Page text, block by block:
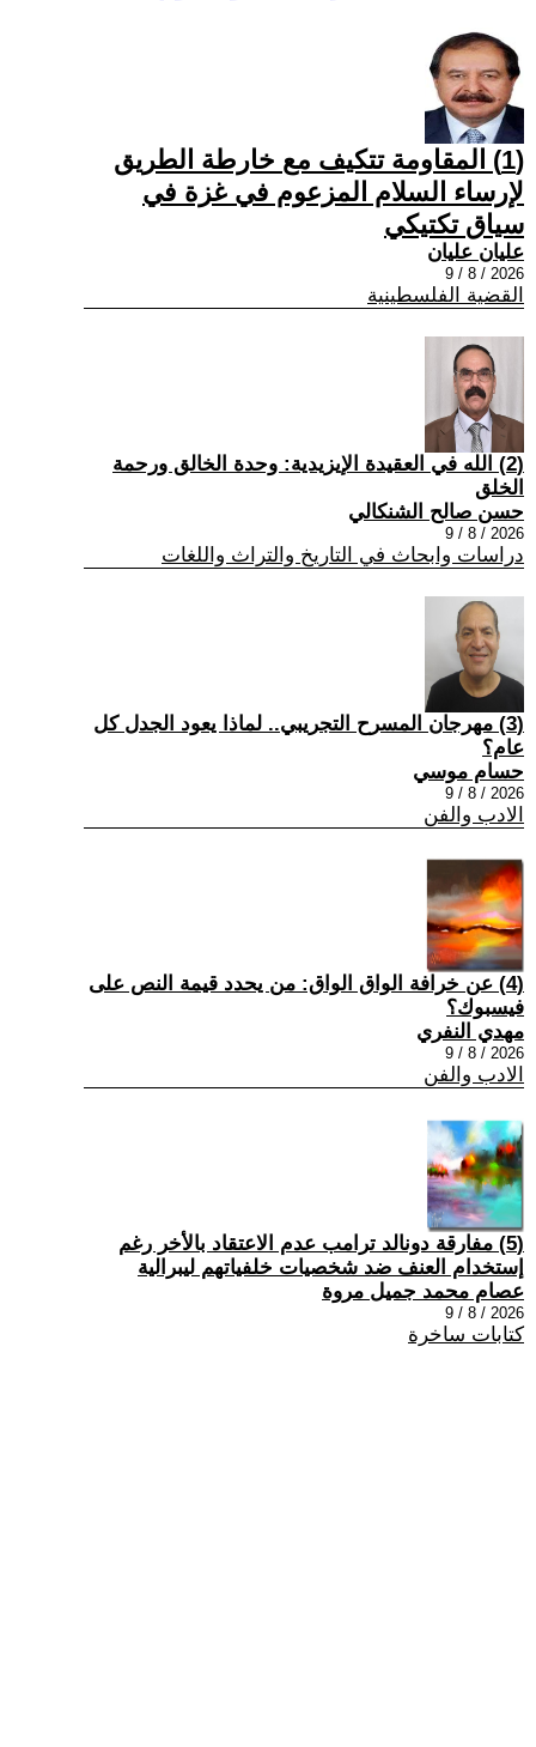
(1) المقاومة تتكيف مع خارطة الطريق
لإرساء السلام المزعوم في غزة في
سياق تكتيكي
عليان عليان
2026 / 8 / 9
القضية الفلسطينية
(2) الله في العقيدة الإيزيدية: وحدة الخالق ورحمة
الخلق
حسن صالح الشنكالي
2026 / 8 / 9
دراسات وابحاث في التاريخ والتراث واللغات
(3) مهرجان المسرح التجريبي.. لماذا يعود الجدل كل
عام؟
حسام موسي
2026 / 8 / 9
الادب والفن
(4) عن خرافة الواق الواق: من يحدد قيمة النص على
فيسبوك؟
مهدي النفري
2026 / 8 / 9
الادب والفن
(5) مفارقة دونالد ترامب عدم الاعتقاد بالأخر رغم
إستخدام العنف ضد شخصيات خلفياتهم ليبرالية
عصام محمد جميل مروة
2026 / 8 / 9
كتابات ساخرة